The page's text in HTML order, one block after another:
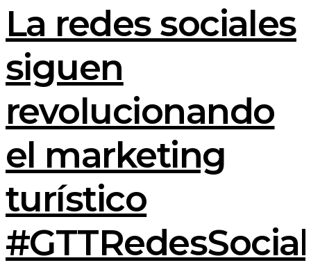
La redes sociales
siguen
revolucionando
el marketing
turístico